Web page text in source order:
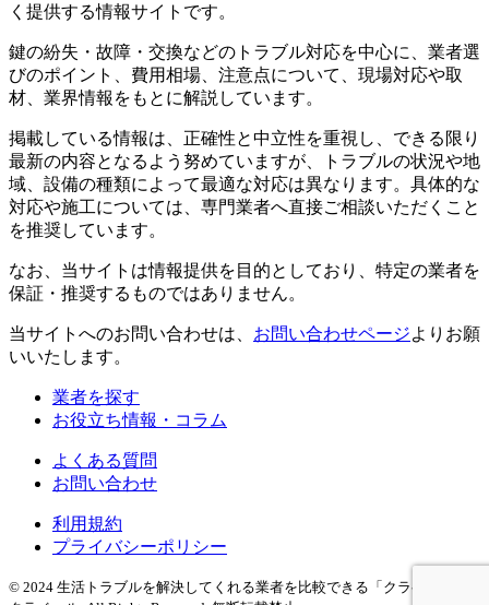
く提供する情報サイトです。
鍵の紛失・故障・交換などのトラブル対応を中心に、業者選
びのポイント、費用相場、注意点について、現場対応や取
材、業界情報をもとに解説しています。
掲載している情報は、正確性と中立性を重視し、できる限り
最新の内容となるよう努めていますが、トラブルの状況や地
域、設備の種類によって最適な対応は異なります。具体的な
対応や施工については、専門業者へ直接ご相談いただくこと
を推奨しています。
なお、当サイトは情報提供を目的としており、特定の業者を
保証・推奨するものではありません。
当サイトへのお問い合わせは、 お問い合わせページよりお願
いいたします。
業者を探す
お役立ち情報・コラム
よくある質問
お問い合わせ
利用規約
プライバシーポリシー
© 2024 生活トラブルを解決してくれる業者を比較できる「クラベール」